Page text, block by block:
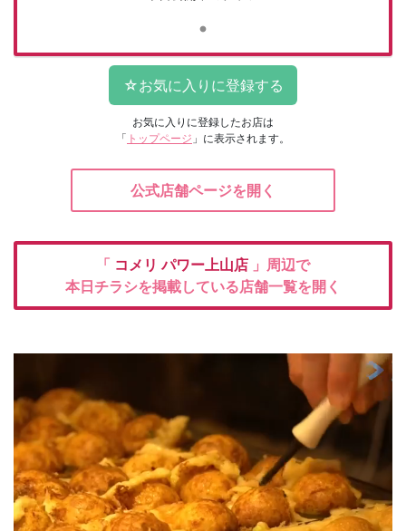
お気に入りに登録したお店は
「 トップページ 」に表示されます。
公式店舗ページを開く
「 コメリパワー上山店 」周辺で
本日チラシを掲載している店舗一覧を開く